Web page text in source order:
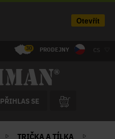
30 PRODEJNY CS
PŘIHLAS SE
TRIČKA A TÍLKA
Otevřít